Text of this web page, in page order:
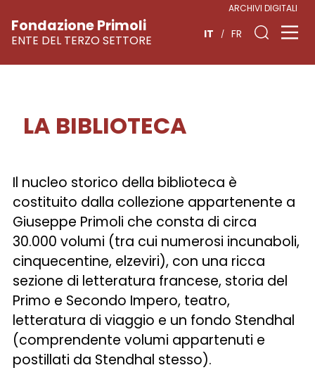
Fondazione Primoli
ENTE DEL TERZO SETTORE
ARCHIVI DIGITALI
IT FR
LA BIBLIOTECA
Il nucleo storico della biblioteca è
costituito dalla collezione appartenente a
Giuseppe Primoli che consta di circa
30.000 volumi (tra cui numerosi incunaboli,
cinquecentine, elzeviri), con una ricca
sezione di letteratura francese, storia del
Primo e Secondo Impero, teatro,
letteratura di viaggio e un fondo Stendhal
(comprendente volumi appartenuti e
postillati da Stendhal stesso).